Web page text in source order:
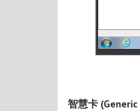
智慧卡